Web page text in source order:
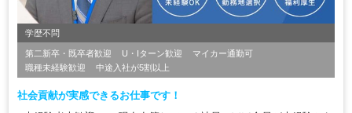
学歴不問
第二新卒・既卒者歓迎 U・Iターン歓迎
マイカー通勤可
職種未経験歓迎
中途入社が5割以上
社会貢献が実感できるお仕事です！